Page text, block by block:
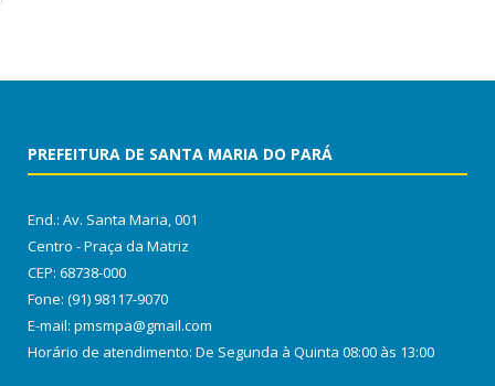
PREFEITURA DE SANTA MARIA DO PARÁ
End.: Av. Santa Maria, 001
Centro - Praça da Matriz
CEP: 68738-000
Fone: (91) 98117-9070
E-mail: pmsmpa@gmail.com
Horário de atendimento: De Segunda à Quinta 08:00 às 13:00